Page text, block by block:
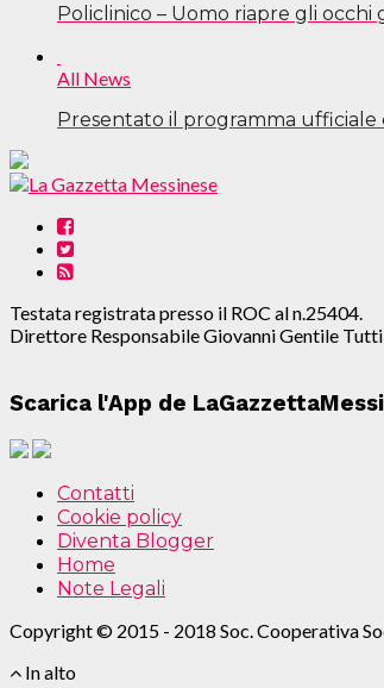
Policlinico – Uomo riapre gli
All News
Presentato il programma ufficiale
Testata registrata presso il ROC al n.25404.
Direttore Responsabile Giovanni Gentile
Scarica l'App de
Contatti
Cookie policy
Diventa Blogger
Home
Note Legali
Copyright © 2015 - 2018 Soc. Cooperativa
In alto